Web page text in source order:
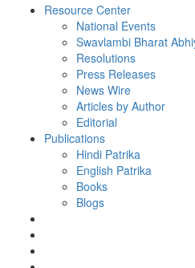
Resource Center
National Events
Swavlambi Bharat
Resolutions
Press Releases
News Wire
Articles by Author
Editorial
Publications
Hindi Patrika
English Patrika
Books
Blogs